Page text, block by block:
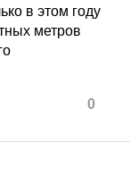
в этом году
метров
0